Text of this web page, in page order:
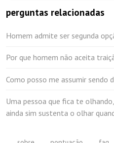
perguntas relacionadas
Homem admite ser segunda
Por que homem não aceita
Como posso me assumir sendo
Uma pessoa que fica te
ainda sim sustenta o olhar